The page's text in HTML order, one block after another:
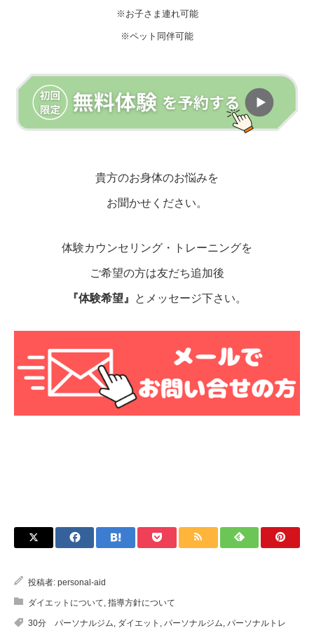
※お子さま連れ可能
※ペット同伴可能
貴方のお身体のお悩みを
お聞かせください。
体験カウンセリング・トレーニングを
ご希望の方は友だち追加後
『体験希望』 とメッセージ下さい。
投稿者: personal-aid
ダイエットについて 指導方針について
30分 パーソナルジム ダイエット パーソナルジム パーソナルトレ